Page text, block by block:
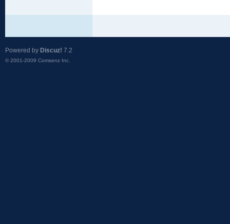
Powered by Discuz! 7.2
© 2001-2009 Comsenz Inc.